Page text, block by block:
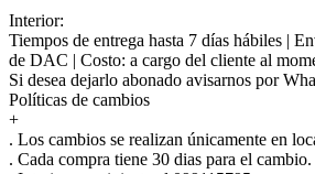
Interior:
Tiempos de entrega hasta 7 días hábiles |
de DAC | Costo: a cargo del cliente al
Si desea dejarlo abonado avisarnos por
Políticas de cambios
+
. Los cambios se realizan únicamente en
. Cada compra tiene 30 dias para el cambio.